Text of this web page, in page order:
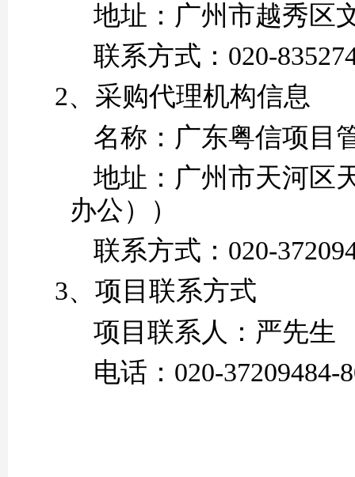
地址：广州市越秀区
联系方式： 020-
2、采购代理机构信息
名称： 广东粤信项目
地址： 广州市天河区
办公））
联系方式： 020-
3、项目联系方式
项目联系人： 严先生
电话： 020-37209484-